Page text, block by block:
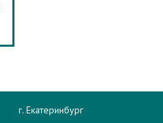
г. Екатеринбург